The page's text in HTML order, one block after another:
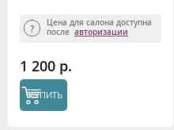
Цена для салона доступна
после авторизации
1 200 р.
КУПИТЬ